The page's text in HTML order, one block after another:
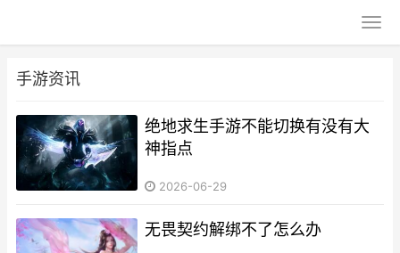
手游资讯
绝地求生手游不能切换有没有大
神指点
2026-06-29
无畏契约解绑不了怎么办